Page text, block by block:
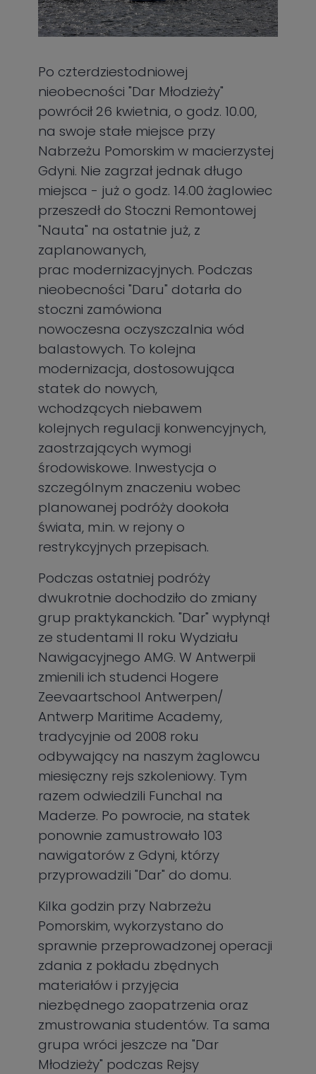
Po czterdziestodniowej
nieobecności "Dar Młodzieży"
powrócił 26 kwietnia, o godz. 10.00,
na swoje stałe miejsce przy
Nabrzeżu Pomorskim w macierzystej
Gdyni. Nie zagrzał jednak długo
miejsca - już o godz. 14.00 żaglowiec
przeszedł do Stoczni Remontowej
"Nauta" na ostatnie już, z
zaplanowanych,
prac modernizacyjnych. Podczas
nieobecności "Daru" dotarła do
stoczni zamówiona
nowoczesna oczyszczalnia wód
balastowych. To kolejna
modernizacja, dostosowująca
statek do nowych,
wchodzących niebawem
kolejnych regulacji konwencyjnych,
zaostrzających wymogi
środowiskowe. Inwestycja o
szczególnym znaczeniu wobec
planowanej podróży dookoła
świata, m.in. w rejony o
restrykcyjnych przepisach.
Podczas ostatniej podróży
dwukrotnie dochodziło do zmiany
grup praktykanckich. "Dar" wypłynął
ze studentami II roku Wydziału
Nawigacyjnego AMG. W Antwerpii
zmienili ich studenci Hogere
Zeevaartschool Antwerpen/
Antwerp Maritime Academy,
tradycyjnie od 2008 roku
odbywający na naszym żaglowcu
miesięczny rejs szkoleniowy. Tym
razem odwiedzili Funchal na
Maderze. Po powrocie, na statek
ponownie zamustrowało 103
nawigatorów z Gdyni, którzy
przyprowadzili "Dar" do domu.
Kilka godzin przy Nabrzeżu
Pomorskim, wykorzystano do
sprawnie przeprowadzonej operacji
zdania z pokładu zbędnych
materiałów i przyjęcia
niezbędnego zaopatrzenia oraz
zmustrowania studentów. Ta sama
grupa wróci jeszcze na "Dar
Młodzieży" podczas Rejsy